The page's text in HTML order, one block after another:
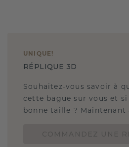
UNIQUE !
RÉPLIQUE 3D
Souhaitez-vous savoir à
cette bague sur vous et
bonne taille ? Maintenant